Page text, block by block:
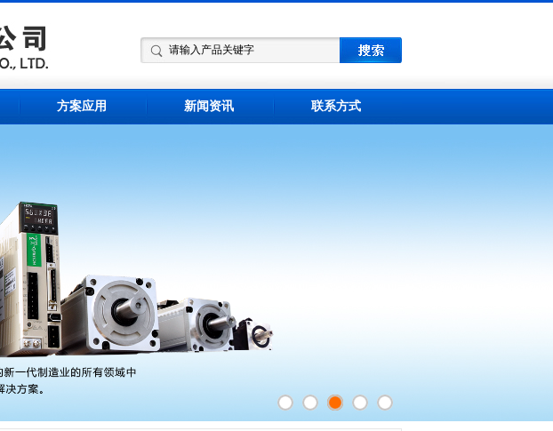
方案应用 新闻资讯 联系方式